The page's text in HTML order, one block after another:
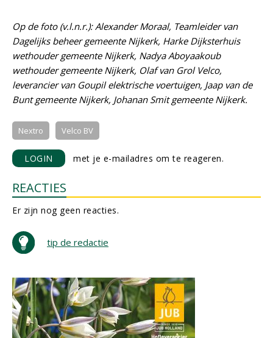
Op de foto (v.l.n.r.): Alexander Moraal, Teamleider van
Dagelijks beheer gemeente Nijkerk, Harke Dijksterhuis
wethouder gemeente Nijkerk, Nadya Aboyaakoub
wethouder gemeente Nijkerk, Olaf van Grol Velco,
leverancier van Goupil elektrische voertuigen, Jaap van de
Bunt gemeente Nijkerk, Johanan Smit gemeente Nijkerk.
Nextro Velco BV
LOGIN met je e-mailadres om te reageren.
REACTIES
Er zijn nog geen reacties.
tip de redactie